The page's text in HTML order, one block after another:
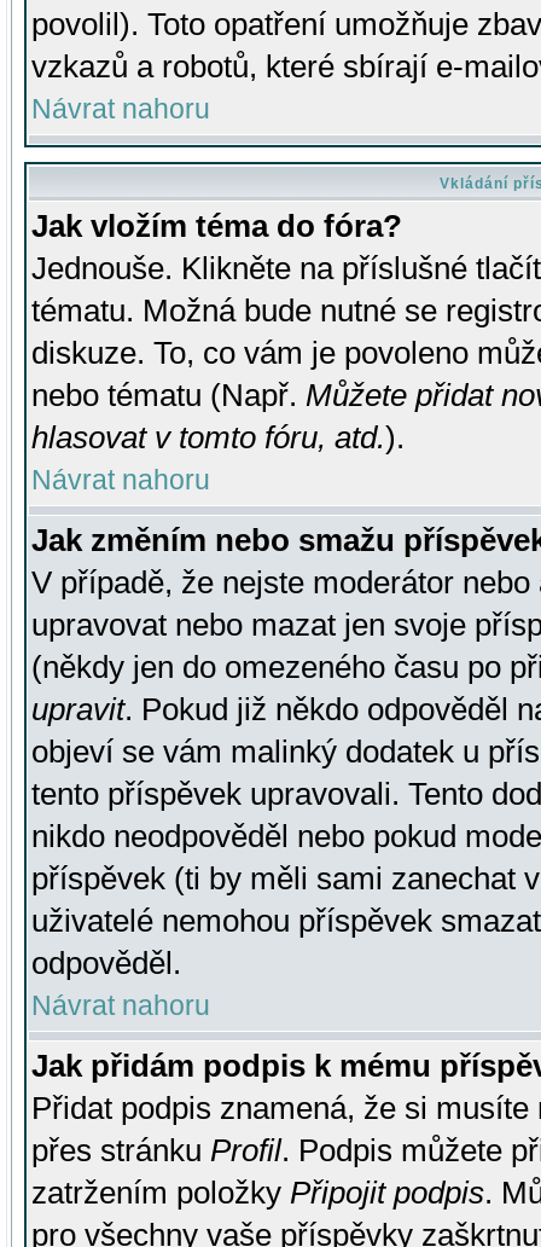
povolil). Toto opatření umožňuje
vzkazů a robotů, které sbírají e-
Návrat nahoru
Vkládání
Jak vložím téma do fóra?
Jednouše. Klikněte na příslušné
tématu. Možná bude nutné se
diskuze. To, co vám je povoleno
nebo tématu (Např. Můžete přidat
hlasovat v tomto fóru, atd.).
Návrat nahoru
Jak změním nebo smažu
V případě, že nejste moderátor
upravovat nebo mazat jen svoje
(někdy jen do omezeného času po
upravit. Pokud již někdo odpověděl
objeví se vám malinký dodatek u
tento příspěvek upravovali. Tento
nikdo neodpověděl nebo pokud
příspěvek (ti by měli sami zanechat
uživatelé nemohou příspěvek
odpověděl.
Návrat nahoru
Jak přidám podpis k mému
Přidat podpis znamená, že si
přes stránku Profil. Podpis můžete
zatržením položky Připojit podpis.
pro všechny vaše příspěvky